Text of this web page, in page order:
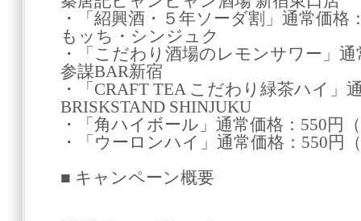
・「紹興酒・５年ソーダ割」通常価格
もッち・シンジュク
・「こだわり酒場のレモンサワー」
参謀BAR新宿
・「CRAFT TEA こだわり緑茶ハイ」
BRISKSTAND SHINJUKU
・「角ハイボール」通常価格：550円
・「ウーロンハイ」通常価格：550円
■ キャンペーン概要